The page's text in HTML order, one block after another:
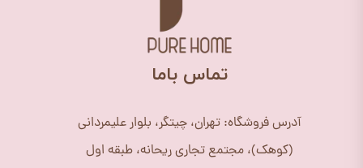
​تماس باما
آدرس فروشگاه: تهران، چیتگر، بلوار علیمردانی
(کوهک)، مجتمع تجاری ریحانه، طبقه اول